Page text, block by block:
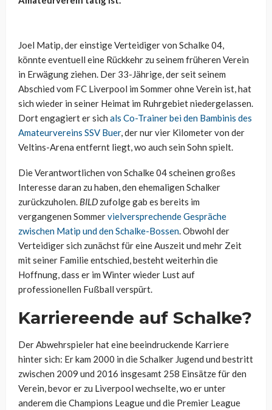
Joel Matip, der einstige Verteidiger von Schalke 04,
könnte eventuell eine Rückkehr zu seinem früheren Verein
in Erwägung ziehen. Der 33-Jährige, der seit seinem
Abschied vom FC Liverpool im Sommer ohne Verein ist, hat
sich wieder in seiner Heimat im Ruhrgebiet niedergelassen.
Dort engagiert er sich als Co-Trainer bei den Bambinis des
Amateurvereins SSV Buer, der nur vier Kilometer von der
Veltins-Arena entfernt liegt, wo auch sein Sohn spielt.
Die Verantwortlichen von Schalke 04 scheinen großes
Interesse daran zu haben, den ehemaligen Schalker
zurückzuholen. BILD zufolge gab es bereits im
vergangenen Sommervielversprechende Gespräche
zwischen Matip und den Schalke-Bossen. Obwohl der
Verteidiger sich zunächst für eine Auszeit und mehr Zeit
mit seiner Familie entschied, besteht weiterhin die
Hoffnung, dass er im Winter wieder Lust auf
professionellen Fußball verspürt.
Karriereende auf Schalke?
Der Abwehrspielerhat eine beeindruckende Karriere
hinter sich: Er kam 2000 in die Schalker Jugend und bestritt
zwischen 2009 und 2016 insgesamt 258 Einsätze für den
Verein, bevor er zu Liverpool wechselte, wo er unter
anderem die Champions League und die Premier League